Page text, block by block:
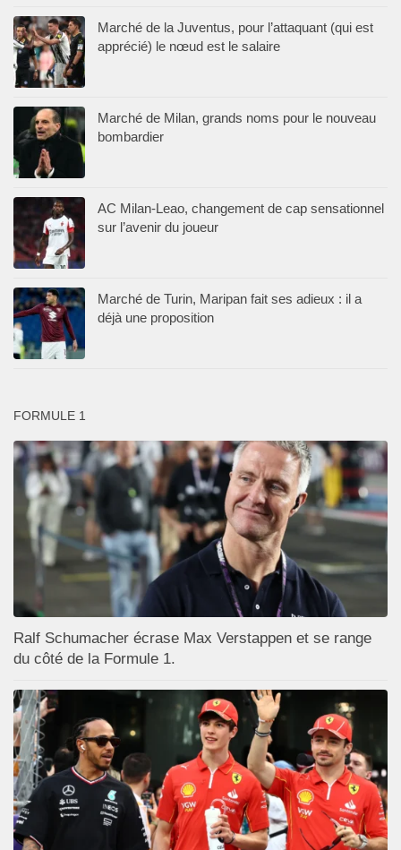
Marché de la Juventus, pour l’attaquant (qui est
apprécié) le nœud est le salaire
Marché de Milan, grands noms pour le nouveau
bombardier
AC Milan-Leao, changement de cap sensationnel
sur l’avenir du joueur
Marché de Turin, Maripan fait ses adieux : il a
déjà une proposition
FORMULE 1
Ralf Schumacher écrase Max Verstappen et se range
du côté de la Formule 1.